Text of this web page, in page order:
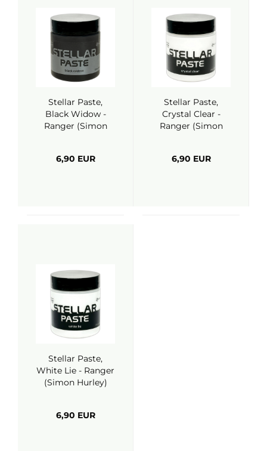
Stellar Paste,
Black Widow -
Ranger (Simon
6,90 EUR
Stellar Paste,
Crystal Clear -
Ranger (Simon
6,90 EUR
Stellar Paste,
White Lie - Ranger
(Simon Hurley)
6,90 EUR